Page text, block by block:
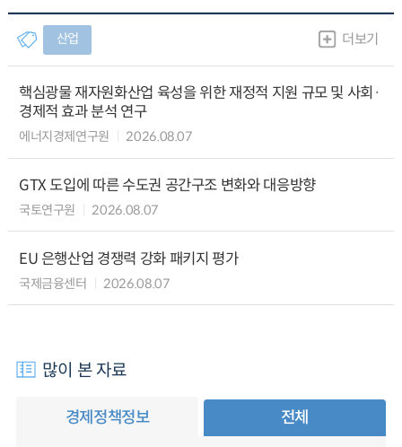
산업 더보기
핵심광물 재자원화산업 육성을 위한 재정적 지원 규모 및 사회·
경제적 효과 분석 연구
에너지경제연구원 2026.08.07
GTX 도입에 따른 수도권 공간구조 변화와 대응방향
국토연구원 2026.08.07
EU 은행산업 경쟁력 강화 패키지 평가
국제금융센터 2026.08.07
많이 본 자료
경제정책정보 전체